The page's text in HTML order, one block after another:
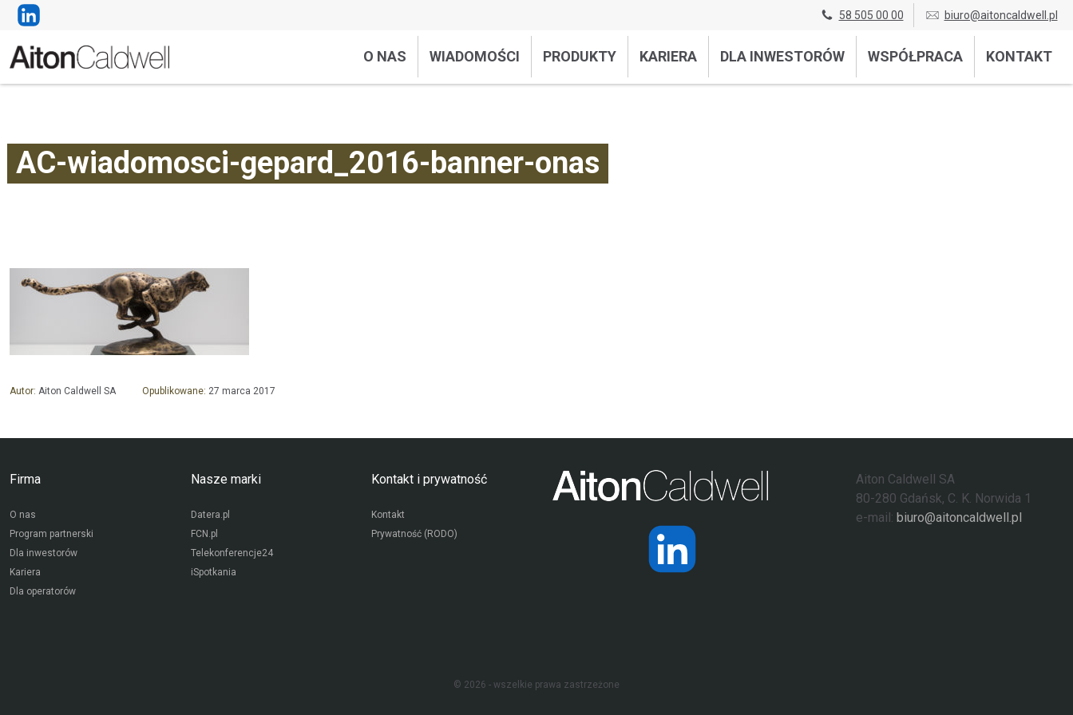
58 505 00 00 biuro@aitoncaldwell.pl
O NAS WIADOMOŚCI PRODUKTY KARIERA DLA INWESTORÓW WSPÓŁPRACA KONTAKT
AC-wiadomosci-gepard_2016-banner-onas
Autor: Aiton Caldwell SA Opublikowane: 27 marca 2017
Firma
O nas
Program partnerski
Dla inwestorów
Kariera
Dla operatorów
Nasze marki
Datera.pl
FCN.pl
Telekonferencje24
iSpotkania
Kontakt i prywatność
Kontakt
Prywatność (RODO)
Aiton Caldwell SA
80-280 Gdańsk, C. K. Norwida 1
e-mail: biuro@aitoncaldwell.pl
© 2026 - wszelkie prawa zastrzeżone